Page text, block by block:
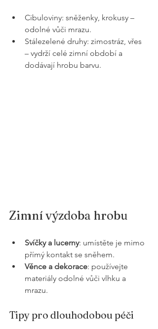
Cibuloviny: sněženky, krokusy –
odolné vůči mrazu.
Stálezelené druhy: zimostráz, vřes
– vydrží celé zimní období a
dodávají hrobu barvu.
Zimní výzdoba hrobu
Svíčky a lucerny: umístěte je mimo
přímý kontakt se sněhem.
Věnce a dekorace: používejte
materiály odolné vůči vlhku a
mrazu.
Tipy pro dlouhodobou péči